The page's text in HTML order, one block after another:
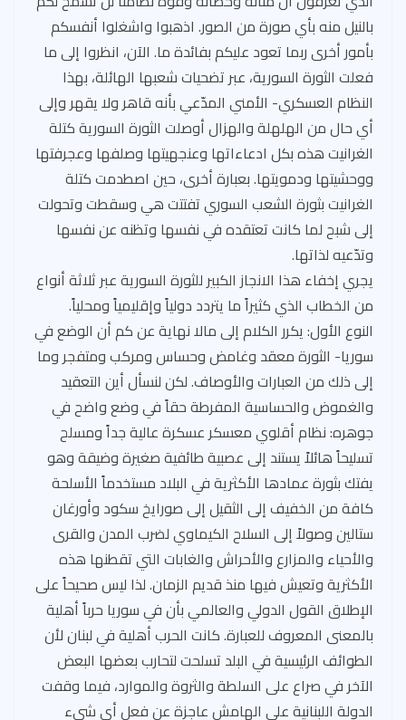
بالنيل منه بأي صورة من الصور. اذهبوا واشغلوا أنفسكم
بأمور أخرى ربما تعود عليكم بفائدة ما. الآن، انظروا إلى ما
فعلت الثورة السورية، عبر تضحيات شعبها الهائلة، بهذا
النظام العسكري- الأمني المدّعي بأنه قاهر ولا يقهر وإلى
أي حال من الهلهلة والهزال أوصلت الثورة السورية كتلة
الغرانيت هذه بكل ادعاءاتها وعنجهيتها وصلفها وعجرفتها
ووحشيتها ودمويتها. بعبارة أخرى، حين اصطدمت كتلة
الغرانيت بثورة الشعب السوري تفتتت هي وسقطت وتحولت
إلى شبح لما كانت تعتقده في نفسها وتظنه عن نفسها
وتدّعيه لذاتها.
يجري إخفاء هذا الانجاز الكبير للثورة السورية عبر ثلاثة أنواع
من الخطاب الذي كثيراً ما يتردد دولياً وإقليمياً ومحلياً.
النوع الأول: يكرر الكلام إلى مالا نهاية عن كم أن الوضع في
سوريا- الثورة معقد وغامض وحساس ومركب ومتفجر وما
إلى ذلك من العبارات والأوصاف. لكن لنسأل أين التعقيد
والغموض والحساسية المفرطة حقاً في وضع واضح في
جوهره: نظام أقلوي معسكر عسكرة عالية جداً ومسلح
تسليحاً هائلاً يستند إلى عصبية طائفية صغيرة وضيقة وهو
يفتك بثورة عمادها الأكثرية في البلاد مستخدماً الأسلحة
كافة من الخفيف إلى الثقيل إلى صورايخ سكود وأورغان
ستالين وصولاً إلى السلاح الكيماوي لضرب المدن والقرى
والأحياء والمزارع والأحراش والغابات التي تقطنها هذه
الأكثرية وتعيش فيها منذ قديم الزمان. لذا ليس صحيحاً على
الإطلاق القول الدولي والعالمي بأن في سوريا حرباً أهلية
بالمعنى المعروف للعبارة. كانت الحرب أهلية في لبنان لأن
الطوائف الرئيسية في البلد تسلحت لتحارب بعضها البعض
الآخر في صراع على السلطة والثروة والموارد، فيما وقفت
الدولة اللبنانية على الهامش عاجزة عن فعل أي شيء